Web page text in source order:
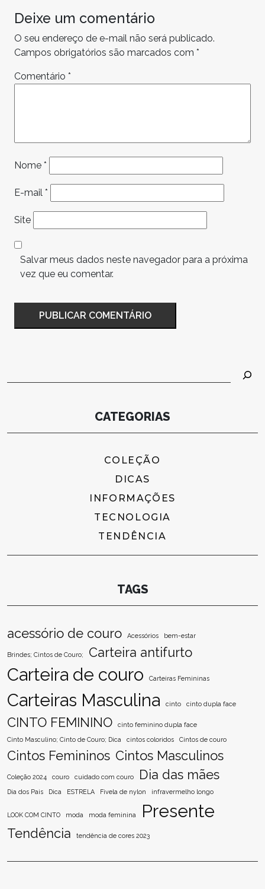
Deixe um comentário
O seu endereço de e-mail não será publicado.
Campos obrigatórios são marcados com *
Comentário *
Nome *
E-mail *
Site
Salvar meus dados neste navegador para a próxima
vez que eu comentar.
CATEGORIAS
COLEÇÃO
DICAS
INFORMAÇÕES
TECNOLOGIA
TENDÊNCIA
TAGS
acessório de couro Acessórios bem-estar
Brindes; Cintos de Couro; Carteira antifurto
Carteira de couro Carteiras Femininas
Carteiras Masculina cinto cinto dupla face
CINTO FEMININO cinto feminino dupla face
Cinto Masculino; Cinto de Couro; Dica cintos coloridos Cintos de couro
Cintos Femininos Cintos Masculinos
Coleção 2024 couro cuidado com couro Dia das mães
Dia dos Pais Dica ESTRELA Fivela de nylon infravermelho longo
LOOK COM CINTO moda moda feminina Presente
Tendência tendência de cores 2023